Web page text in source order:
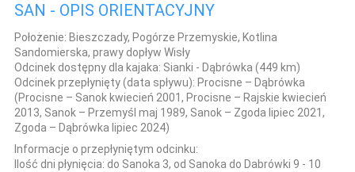
SAN - OPIS ORIENTACYJNY
Położenie: Bieszczady, Pogórze Przemyskie, Kotlina
Sandomierska, prawy dopływ Wisły
Odcinek dostępny dla kajaka: Sianki - Dąbrówka (449 km)
Odcinek przepłynięty (data spływu): Procisne – Dąbrówka
(Procisne – Sanok kwiecień 2001, Procisne – Rajskie kwiecień
2013, Sanok – Przemyśl maj 1989, Sanok – Zgoda lipiec 2021,
Zgoda – Dąbrówka lipiec 2024)
Informacje o przepłyniętym odcinku:
Ilość dni płynięcia: do Sanoka 3, od Sanoka do Dabrówki 9 - 10